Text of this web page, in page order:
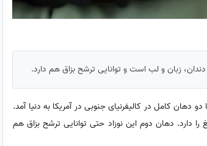
زبان و لب است و توانایی ترشح بزاق هم دارد.
دهان کامل در کالیفرنیای جنوبی در آمریکا به دنیا آمد.
دارد. دهان دوم این نوزاد حتی توانایی ترشح بزاق هم